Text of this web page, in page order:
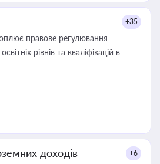
+35
правове регулювання
рівнів та кваліфікацій в
доходів +6